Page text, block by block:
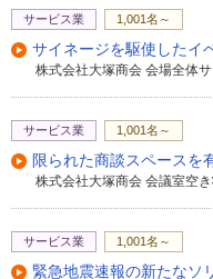
タルサイネージの具体例と
紹介しています。オフィス
けにカスタマイズされたオ
です。
また、実際の導入事例とし
体験やコンセプトギャラ
介されています。これら
ージの多様な活用方法を示
る情報発信の新しいカタチ
サービス業 1,001名～
サイネージを駆使したイ
株式会社大塚商会 会場全体
サービス業 1,001名～
限られた商談スペースを
株式会社大塚商会 会議室空
サービス業 1,001名～
緊急地震速報の新たなソ